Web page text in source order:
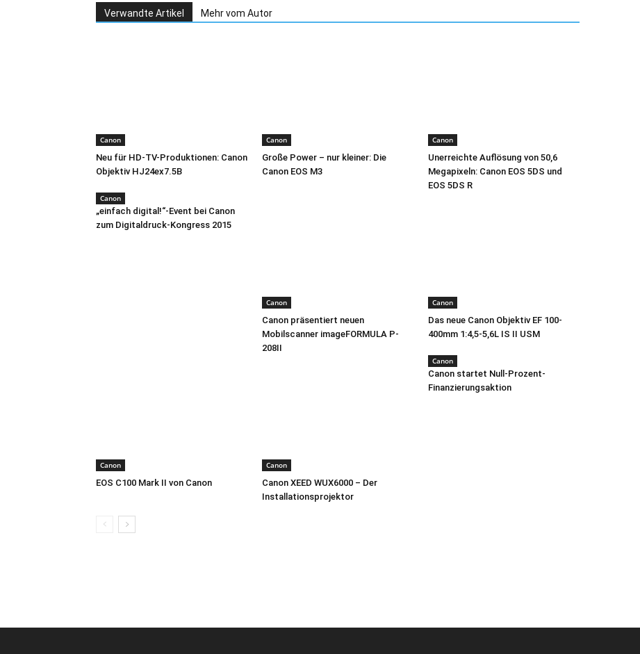
Verwandte Artikel Mehr vom Autor
Canon
Neu für HD-TV-Produktionen: Canon
Objektiv HJ24ex7.5B
Canon
Große Power – nur kleiner: Die
Canon EOS M3
Canon
Unerreichte Auflösung von 50,6
Megapixeln: Canon EOS 5DS und
EOS 5DS R
Canon
„einfach digital!“-Event bei Canon
zum Digitaldruck-Kongress 2015
Canon
Canon präsentiert neuen
Mobilscanner imageFORMULA P-
208II
Canon
Das neue Canon Objektiv EF 100-
400mm 1:4,5-5,6L IS II USM
Canon
EOS C100 Mark II von Canon
Canon
Canon XEED WUX6000 – Der
Installationsprojektor
Canon
Canon startet Null-Prozent-
Finanzierungsaktion